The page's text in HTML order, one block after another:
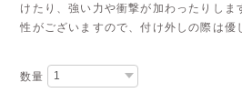
けたり、強い力や衝撃が加わったりしま
性がございますので、付け外しの際は優
数量